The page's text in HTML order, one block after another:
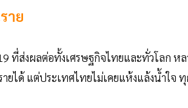
าย
ที่ส่งผลต่อทั้งเศรษฐกิจไทยและทั่วโลก ห
ยได้ แต่ประเทศไทยไม่เคยแห้งแล้งน้ำใจ